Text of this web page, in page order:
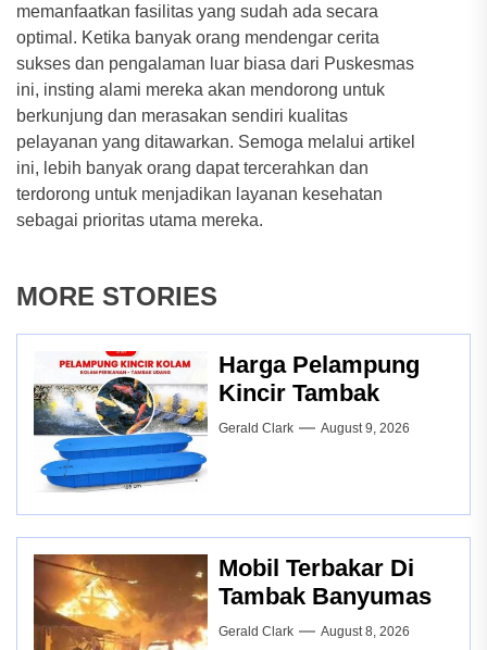
memanfaatkan fasilitas yang sudah ada secara
optimal. Ketika banyak orang mendengar cerita
sukses dan pengalaman luar biasa dari Puskesmas
ini, insting alami mereka akan mendorong untuk
berkunjung dan merasakan sendiri kualitas
pelayanan yang ditawarkan. Semoga melalui artikel
ini, lebih banyak orang dapat tercerahkan dan
terdorong untuk menjadikan layanan kesehatan
sebagai prioritas utama mereka.
MORE STORIES
Harga Pelampung
Kincir Tambak
Gerald Clark August 9, 2026
Mobil Terbakar Di
Tambak Banyumas
Gerald Clark August 8, 2026